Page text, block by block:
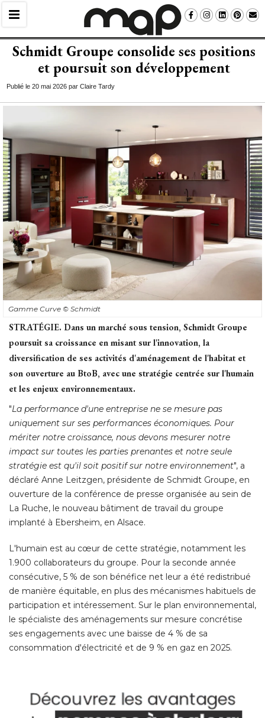
Schmidt Groupe consolide ses positions
et poursuit son développement
Publié le 20 mai 2026 par Claire Tardy
Gamme Curve © Schmidt
STRATÉGIE. Dans un marché sous tension, Schmidt Groupe
poursuit sa croissance en misant sur l'innovation, la
diversification de ses activités d'aménagement de l'habitat et
son ouverture au BtoB, avec une stratégie centrée sur l'humain
et les enjeux environnementaux.
"La performance d'une entreprise ne se mesure pas
uniquement sur ses performances économiques. Pour
mériter notre croissance, nous devons mesurer notre
impact sur toutes les parties prenantes et notre seule
stratégie est qu'il soit positif sur notre environnement", a
déclaré Anne Leitzgen, présidente de Schmidt Groupe, en
ouverture de la conférence de presse organisée au sein de
La Ruche, le nouveau bâtiment de travail du groupe
implanté à Ebersheim, en Alsace.
L'humain est au cœur de cette stratégie, notamment les
1.900 collaborateurs du groupe. Pour la seconde année
consécutive, 5 % de son bénéfice net leur a été redistribué
de manière équitable, en plus des mécanismes habituels de
participation et intéressement. Sur le plan environnemental,
le spécialiste des aménagements sur mesure concrétise
ses engagements avec une baisse de 4 % de sa
consommation d'électricité et de 9 % en gaz en 2025.